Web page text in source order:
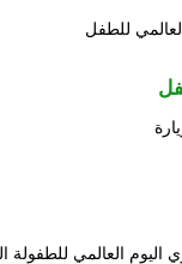
العالمي للطفل